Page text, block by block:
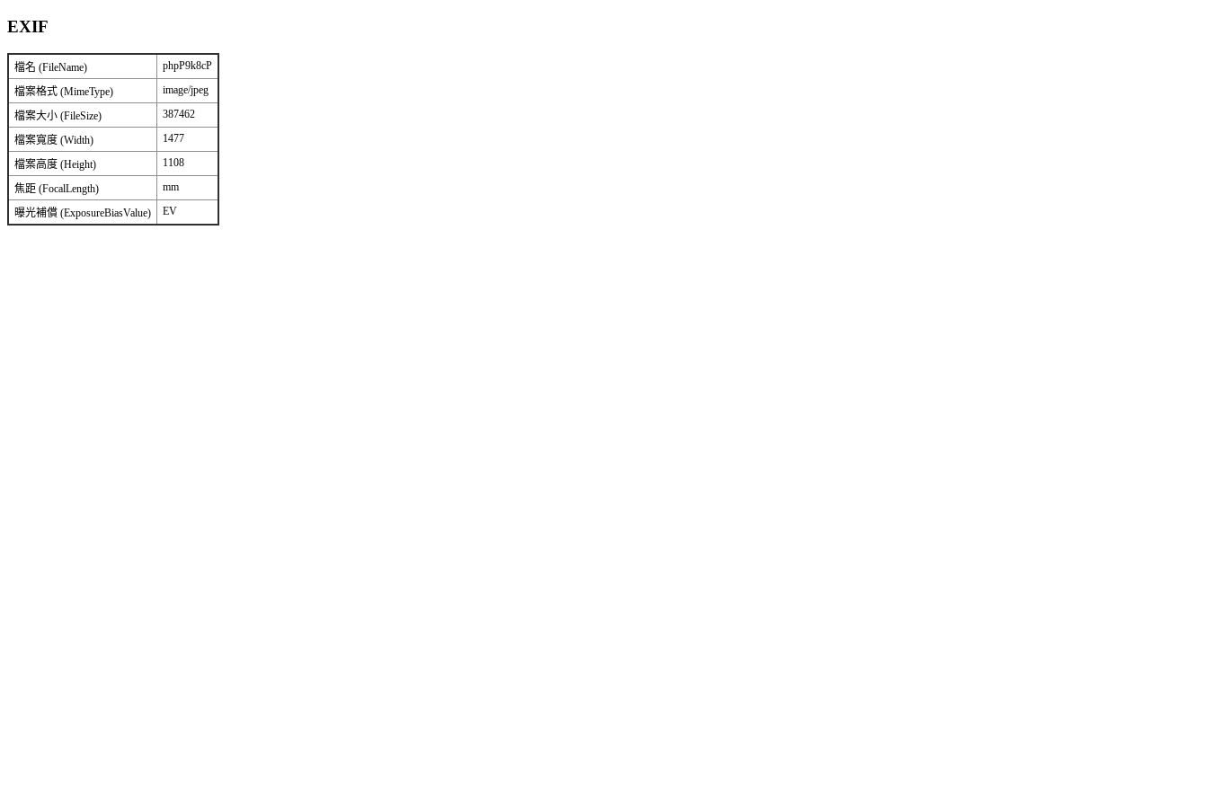
EXIF
檔名 (FileName) phpP9k8cP
檔案格式 (MimeType) image/jpeg
檔案大小 (FileSize) 387462
檔案寬度 (Width) 1477
檔案高度 (Height) 1108
焦距 (FocalLength) mm
曝光補償 (ExposureBiasValue) EV